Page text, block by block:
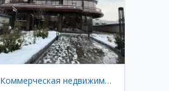
Коммерческая недвижимость